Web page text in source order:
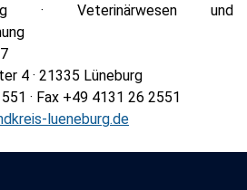
· Veterinärwesen und
4 · 21335 Lüneburg
· Fax +49 4131 26 2551
lueneburg.de